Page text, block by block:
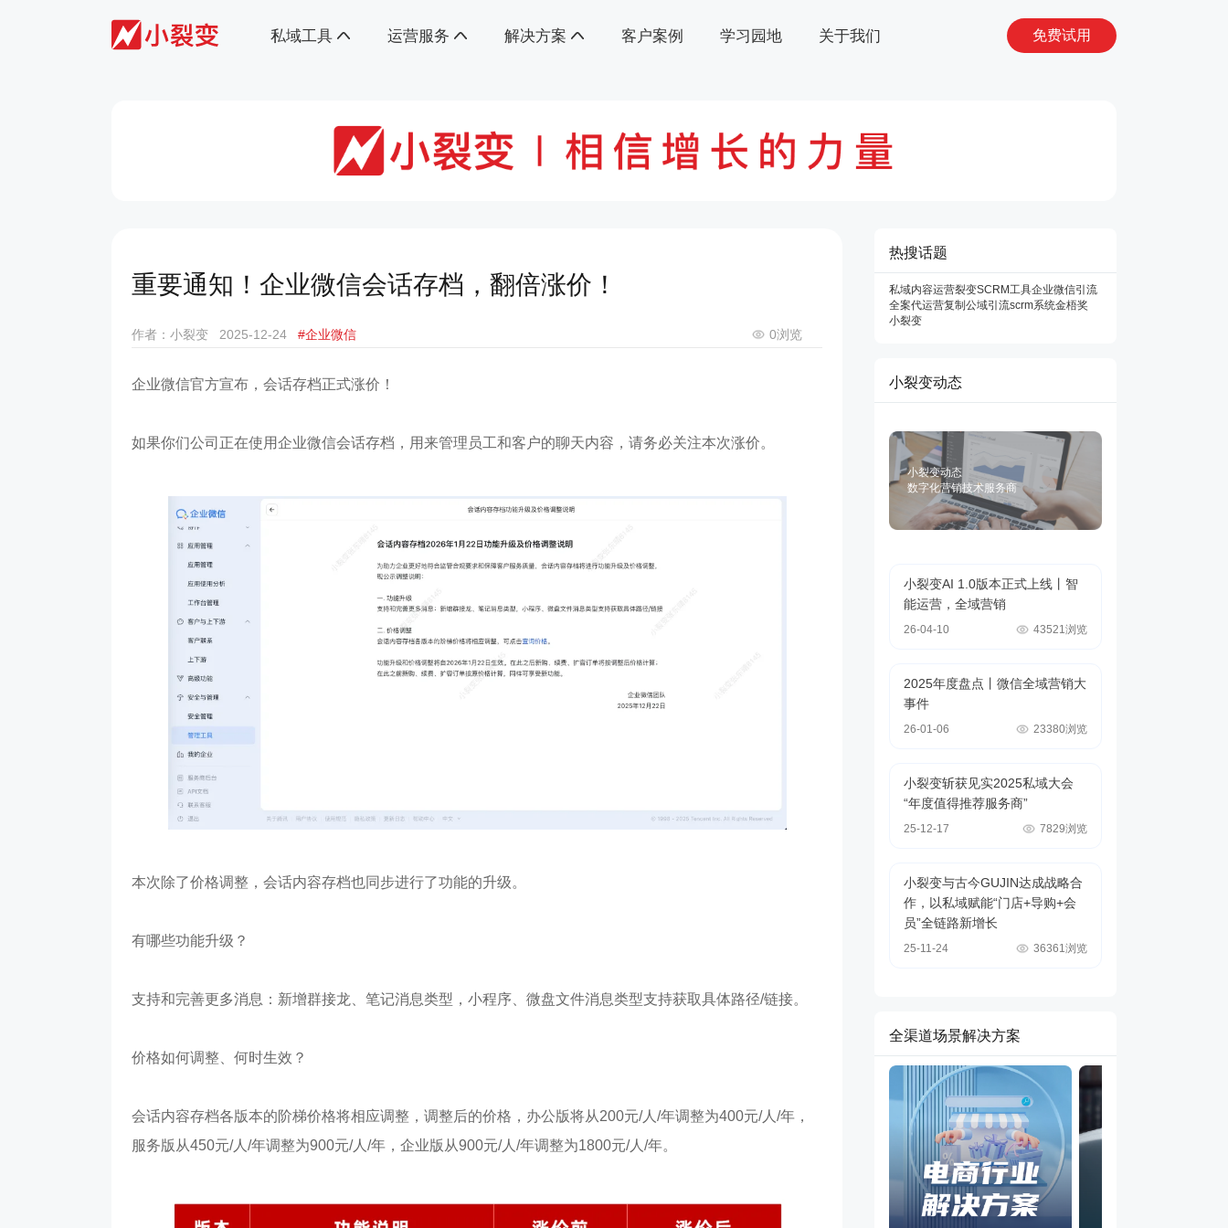
私域工具 运营服务 解决方案 客户案例 学习园地 关于我们 免费试用
重要通知！企业微信会话存档，翻倍涨价！
作者：小裂变 2025-12-24 #企业微信 0浏览
企业微信官方宣布，会话存档正式涨价！
如果你们公司正在使用企业微信会话存档，用来管理员工和客户的聊天内容，请务必关注本次涨价。
本次除了价格调整，会话内容存档也同步进行了功能的升级。
有哪些功能升级？
支持和完善更多消息：新增群接龙、笔记消息类型，小程序、微盘文件消息类型支持获取具体路径/链接。
价格如何调整、何时生效？
会话内容存档各版本的阶梯价格将相应调整，调整后的价格，办公版将从200元/人/年调整为400元/人/年，
服务版从450元/人/年调整为900元/人/年，企业版从900元/人/年调整为1800元/人/年。
热搜话题
私域内容运营裂变SCRM工具企业微信引流
全案代运营复制 公域引流scrm系统金梧奖
小裂变
小裂变动态
小裂变动态
数字化营销技术服务商
小裂变AI 1.0版本正式上线丨智
能运营，全域营销
26-04-10 43521浏览
2025年度盘点丨微信全域营销大
事件
26-01-06 23380浏览
小裂变斩获见实2025私域大会
“年度值得推荐服务商”
25-12-17 7829浏览
小裂变与古今GUJIN达成战略合
作，以私域赋能“门店+导购+会
员”全链路新增长
25-11-24 36361浏览
全渠道场景解决方案